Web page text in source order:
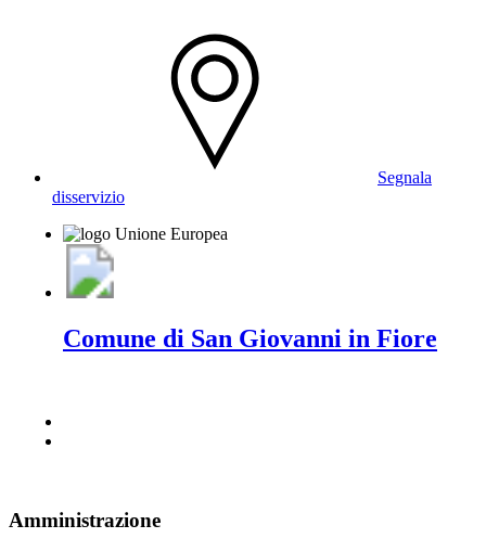
Segnala
disservizio
Comune di San Giovanni in Fiore
Amministrazione